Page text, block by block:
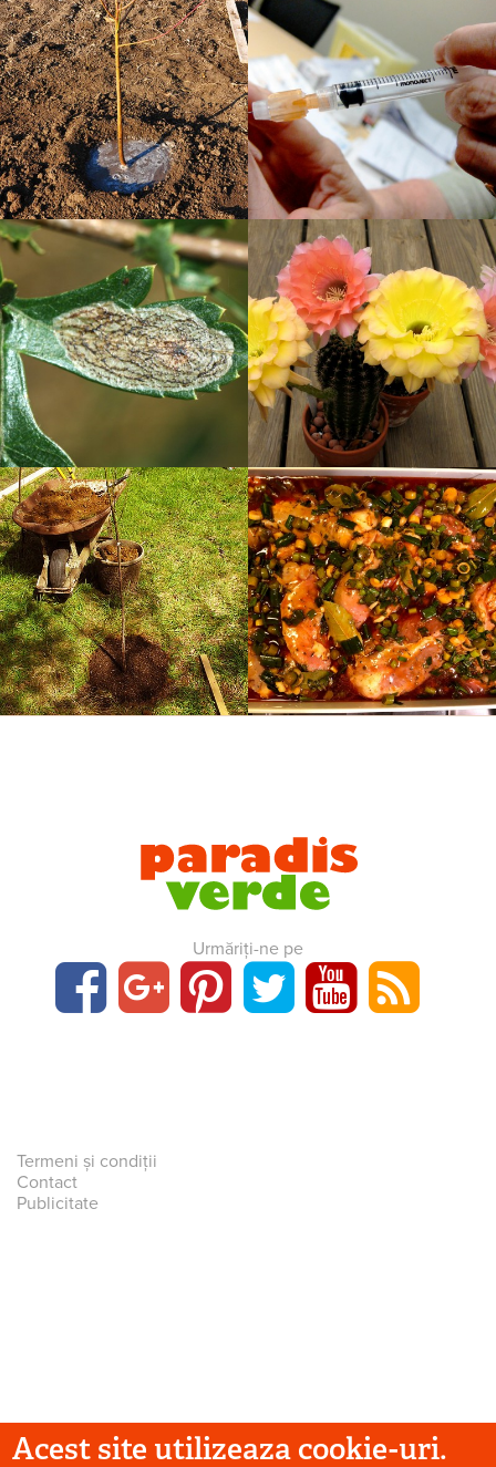
Urmăriți-ne pe
Termeni și condiții
Contact
Publicitate
Acest site utilizeaza cookie-uri.